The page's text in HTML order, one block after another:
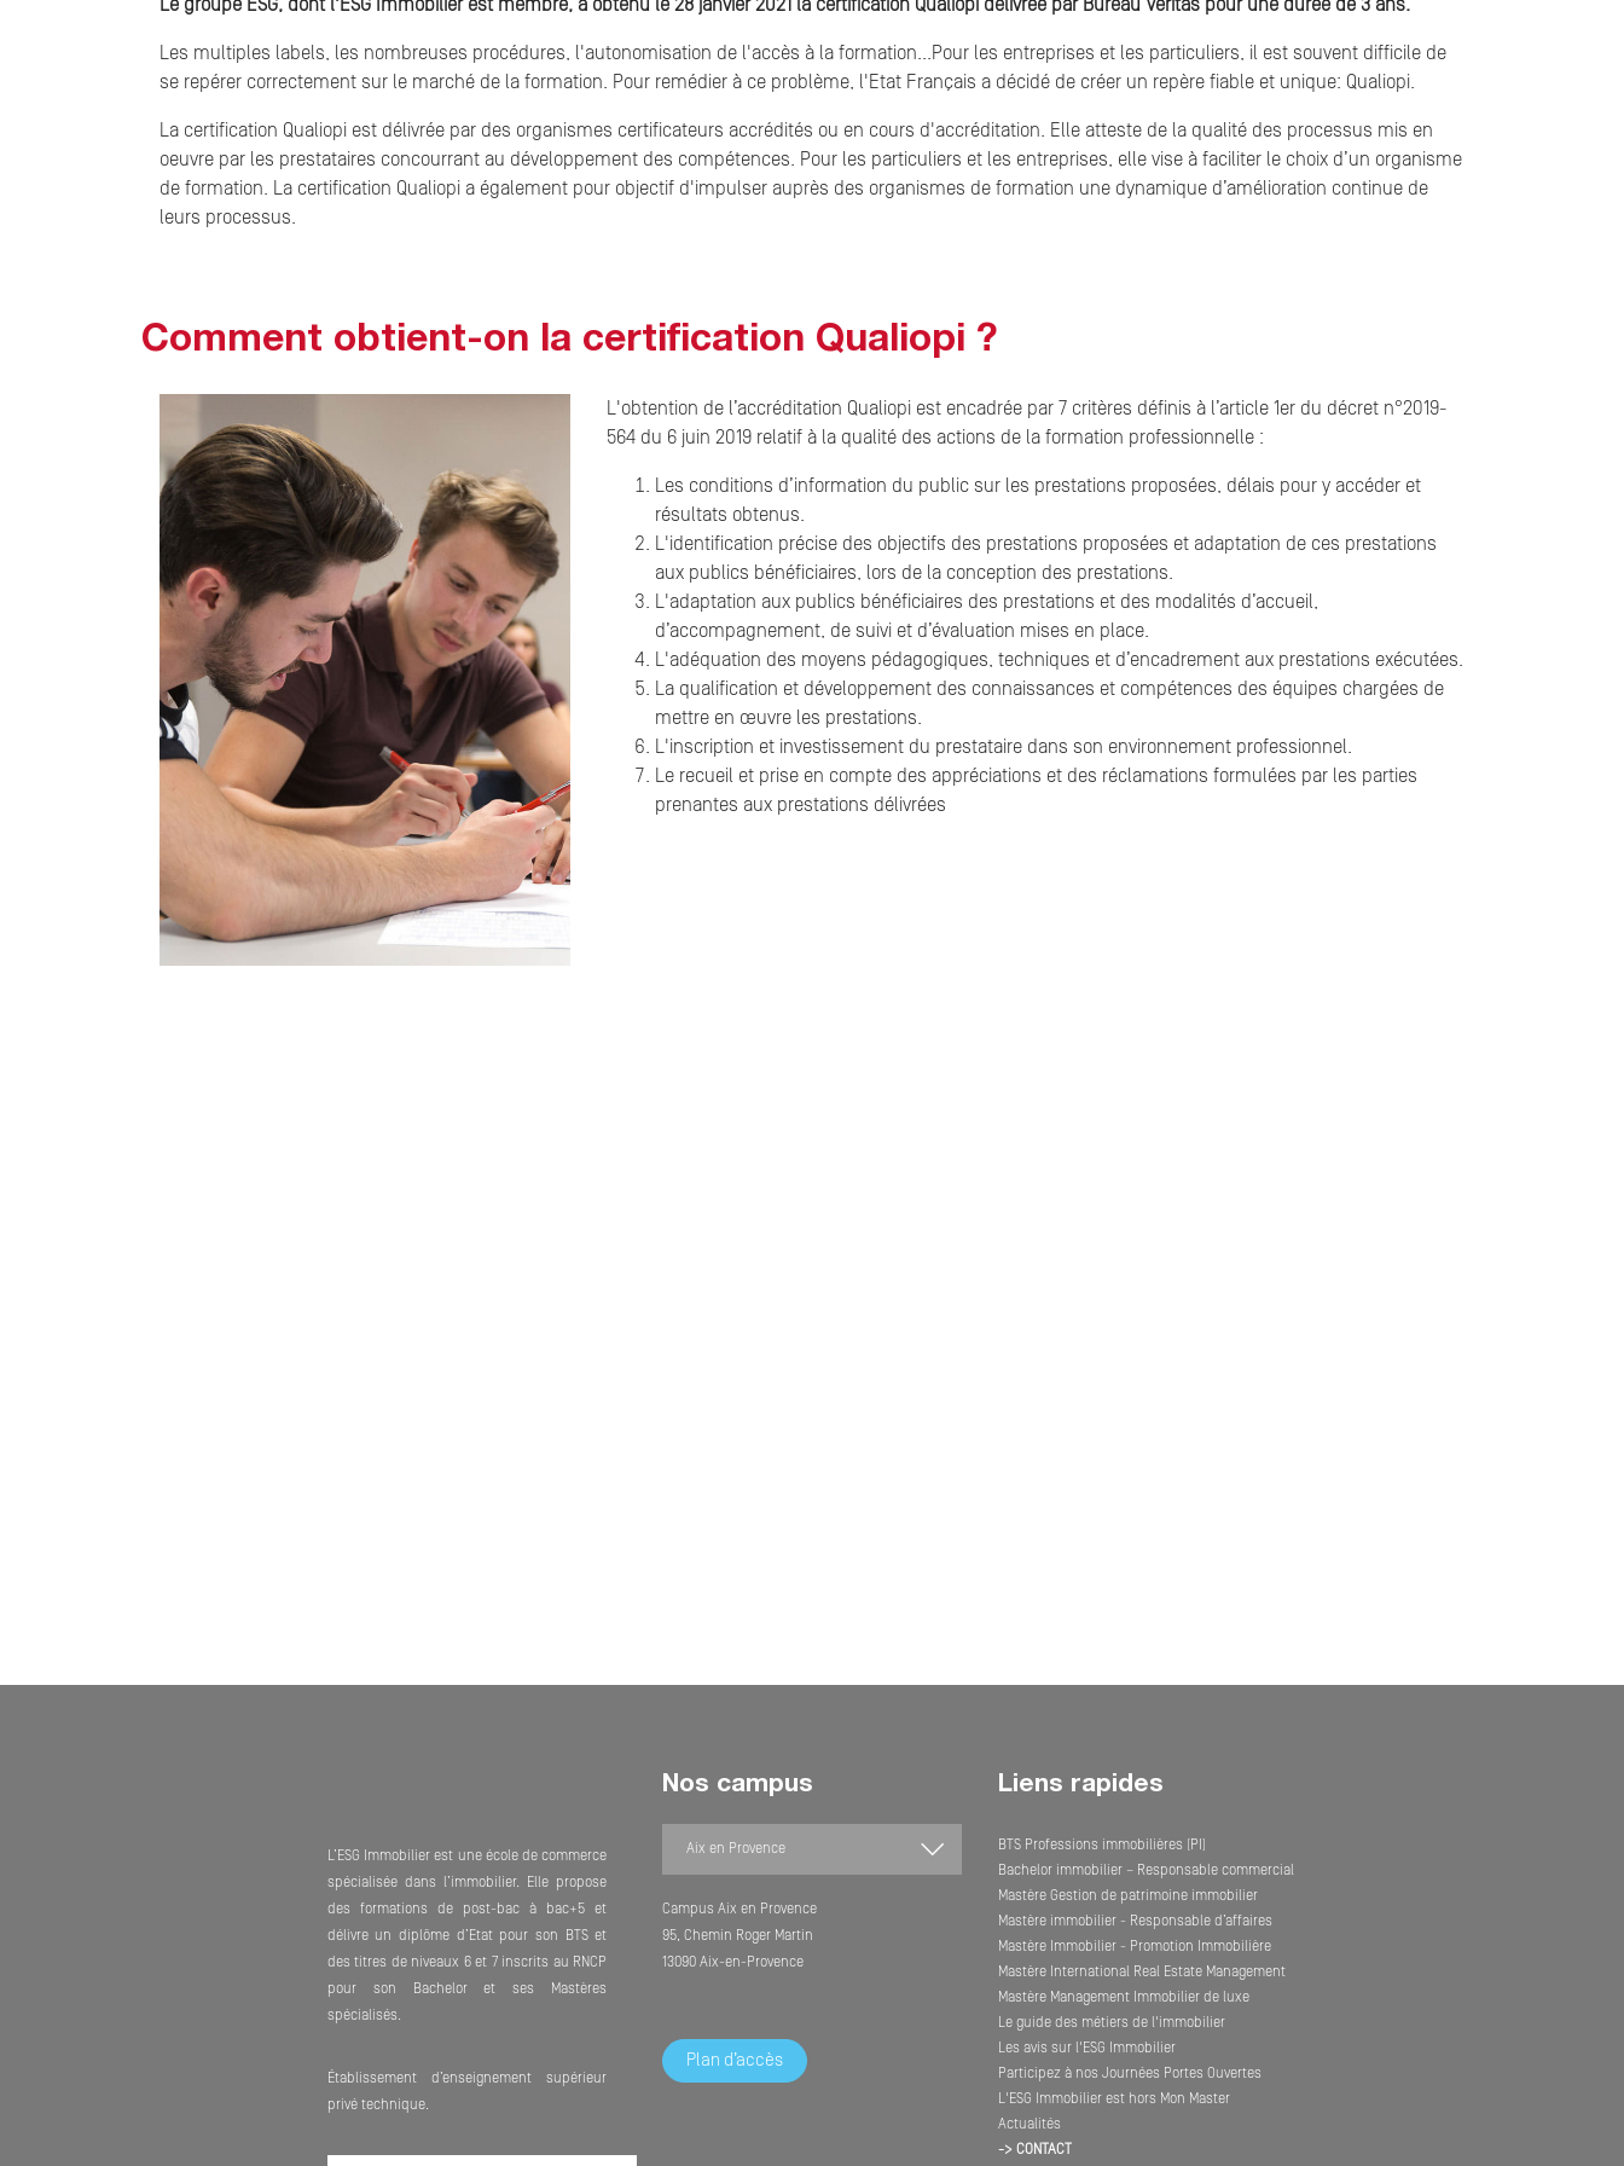
Le groupe ESG, dont l'ESG Immobilier est membre, a obtenu le 28 janvier 2021 la certification Qualiopi délivrée par Bureau Veritas pour une durée de 3 ans.
Les multiples labels, les nombreuses procédures, l'autonomisation de l'accès à la formation...Pour les entreprises et les particuliers, il est souvent difficile de
se repérer correctement sur le marché de la formation. Pour remédier à ce problème, l'Etat Français a décidé de créer un repère fiable et unique: Qualiopi.
La certification Qualiopi est délivrée par des organismes certificateurs accrédités ou en cours d'accréditation. Elle atteste de la qualité des processus mis en
oeuvre par les prestataires concourrant au développement des compétences. Pour les particuliers et les entreprises, elle vise à faciliter le choix d’un organisme
de formation. La certification Qualiopi a également pour objectif d'impulser auprès des organismes de formation une dynamique d’amélioration continue de
leurs processus.
Comment obtient-on la certification Qualiopi ?
L'obtention de l’accréditation Qualiopi est encadrée par 7 critères définis à l’article 1er du décret n°2019-
564 du 6 juin 2019 relatif à la qualité des actions de la formation professionnelle :
Les conditions d’information du public sur les prestations proposées, délais pour y accéder et
résultats obtenus.
L'identification précise des objectifs des prestations proposées et adaptation de ces prestations
aux publics bénéficiaires, lors de la conception des prestations.
L'adaptation aux publics bénéficiaires des prestations et des modalités d’accueil,
d’accompagnement, de suivi et d’évaluation mises en place.
L'adéquation des moyens pédagogiques, techniques et d’encadrement aux prestations exécutées.
La qualification et développement des connaissances et compétences des équipes chargées de
mettre en œuvre les prestations.
L'inscription et investissement du prestataire dans son environnement professionnel.
Le recueil et prise en compte des appréciations et des réclamations formulées par les parties
prenantes aux prestations délivrées
L’ESG Immobilier est une école de commerce
spécialisée dans l’immobilier. Elle propose
des formations de post-bac à bac+5 et
délivre un diplôme d’Etat pour son BTS et
des titres de niveaux 6 et 7 inscrits au RNCP
pour son Bachelor et ses Mastères
spécialisés.
Établissement d’enseignement supérieur
privé technique.
Nos campus
Campus Aix en Provence
95, Chemin Roger Martin
13090 Aix-en-Provence
Plan d’accès
Liens rapides
BTS Professions immobilières (PI)
Bachelor immobilier – Responsable commercial
Mastère Gestion de patrimoine immobilier
Mastère immobilier - Responsable d’affaires
Mastère Immobilier - Promotion Immobilière
Mastère International Real Estate Management
Mastère Management Immobilier de luxe
Le guide des métiers de l'immobilier
Les avis sur l'ESG Immobilier
Participez à nos Journées Portes Ouvertes
L'ESG Immobilier est hors Mon Master
Actualités
-> CONTACT